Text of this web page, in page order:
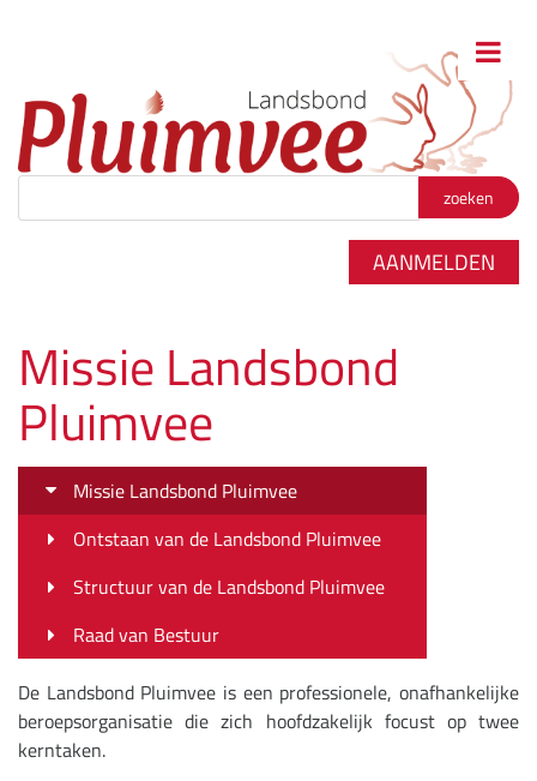
*
AANMELDEN
Missie Landsbond
Pluimvee
Missie Landsbond Pluimvee
Ontstaan van de Landsbond Pluimvee
Structuur van de Landsbond Pluimvee
Raad van Bestuur
De Landsbond Pluimvee is een professionele, onafhankelijke
beroepsorganisatie die zich hoofdzakelijk focust op twee
kerntaken.